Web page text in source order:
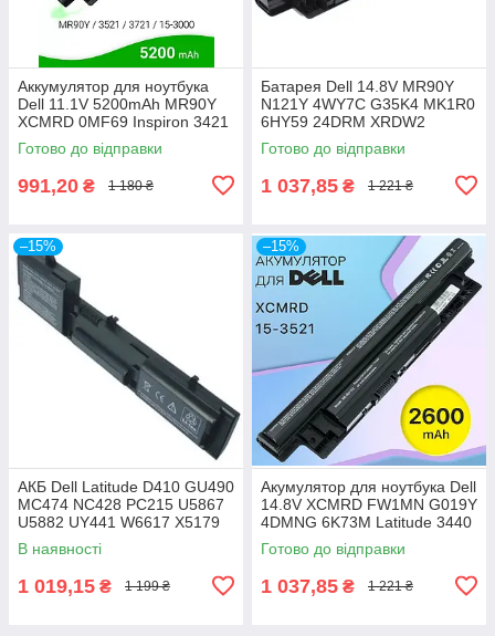
Аккумулятор для ноутбука
Dell 11.1V 5200mAh MR90Y
XCMRD 0MF69 Inspiron 3421
3721 5421 3521 5521 5537
15-3521
Готово до відправки
991,20 ₴ 1 180 ₴
Батарея Dell 14.8V MR90Y
N121Y 4WY7C G35K4 MK1R0
6HY59 24DRM XRDW2
Inspiron 3421 3437 3521 3537
3721 5421 5521
Готово до відправки
1 037,85 ₴ 1 221 ₴
–15%
АКБ Dell Latitude D410 GU490
MC474 NC428 PC215 U5867
U5882 UY441 W6617 X5179
X5308 X5332 Y5179 Y5180
Y6142
В наявності
1 019,15 ₴ 1 199 ₴
–15%
Акумулятор для ноутбука Dell
14.8V XCMRD FW1MN G019Y
4DMNG 6K73M Latitude 3440
3540 E3440 Vostro 2421 2521
Готово до відправки
1 037,85 ₴ 1 221 ₴